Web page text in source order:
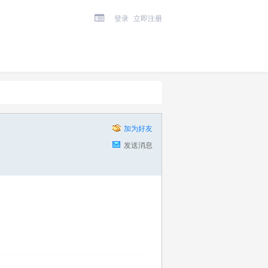
登录 立即注册
加为好友
发送消息